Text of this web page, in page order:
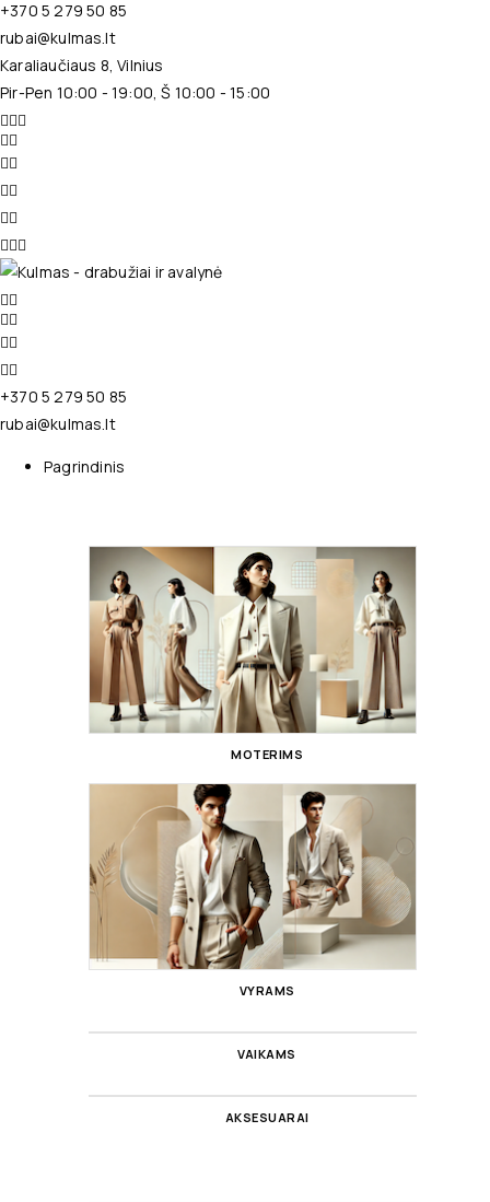
+370 5 279 50 85
rubai@kulmas.lt
Karaliaučiaus 8, Vilnius
Pir-Pen 10:00 - 19:00, Š 10:00 - 15:00
+370 5 279 50 85
rubai@kulmas.lt
Pagrindinis
MOTERIMS
VYRAMS
VAIKAMS
AKSESUARAI